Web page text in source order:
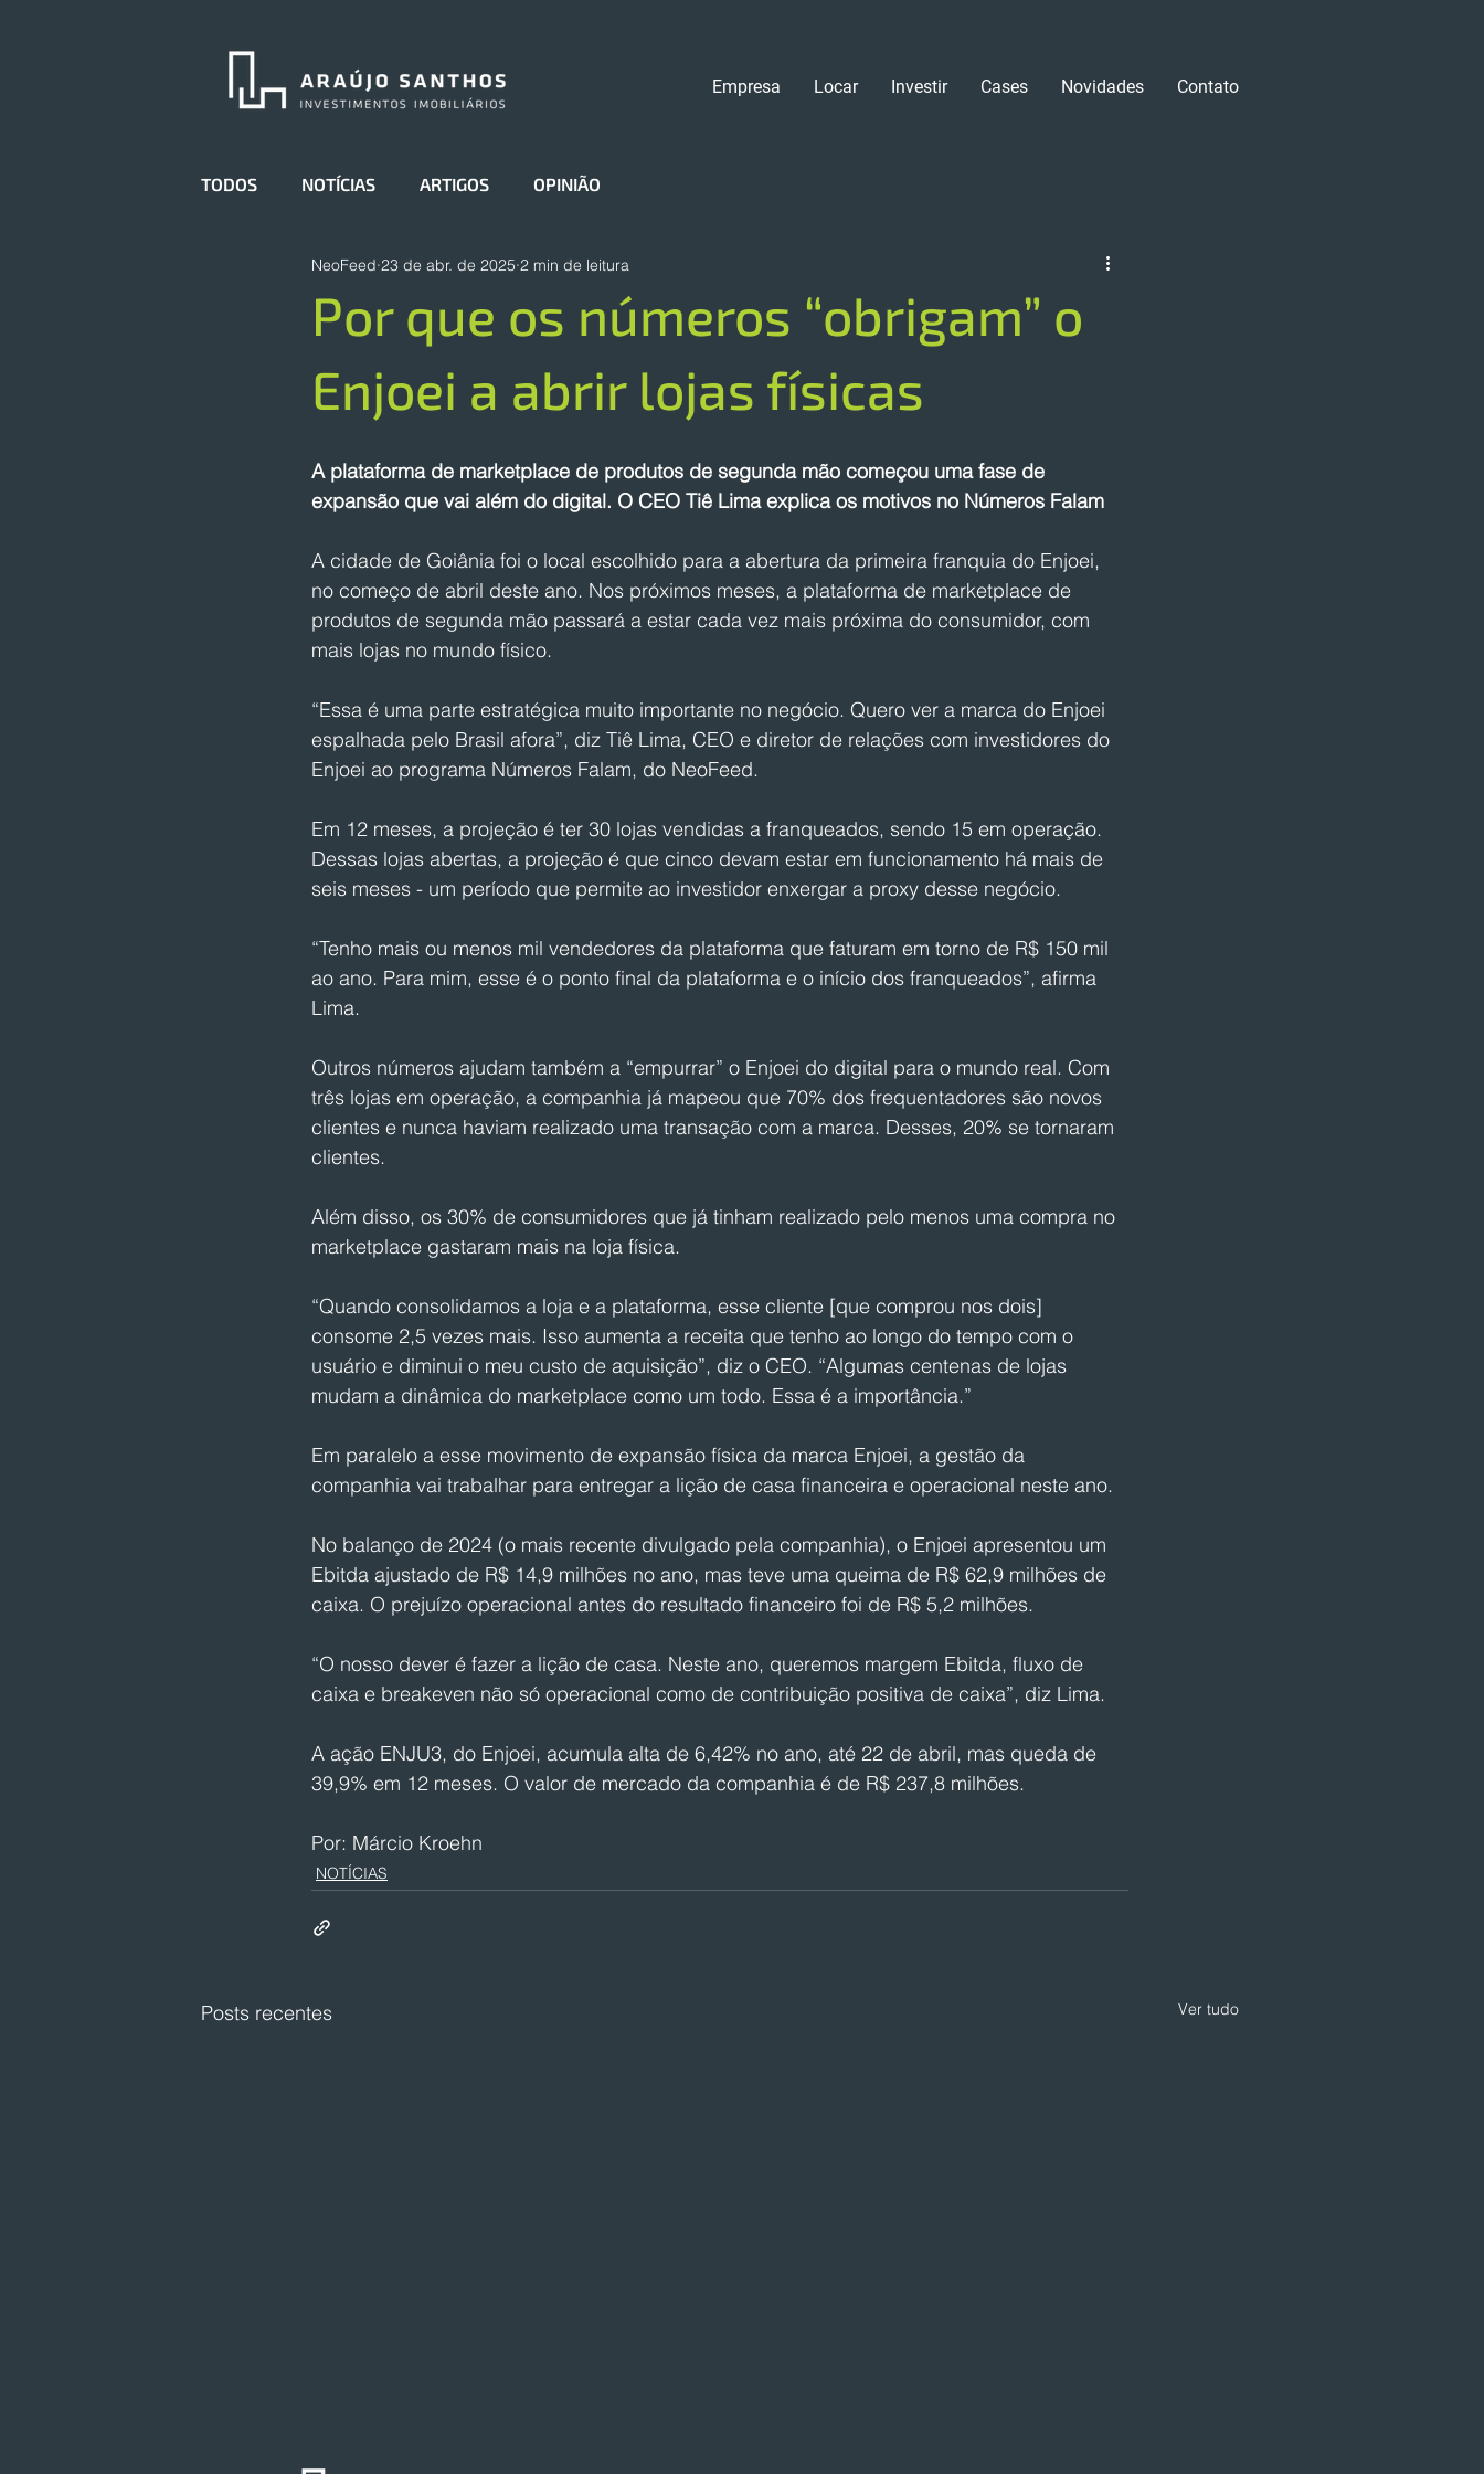
Empresa Locar Investir Cases Novidades Contato
TODOS NOTÍCIAS ARTIGOS OPINIÃO
Por que os números “obrigam” o
Enjoei a abrir lojas físicas
NeoFeed 23 de abr. de 2025 2 min de leitura
A plataforma de marketplace de produtos de segunda mão começou uma fase de
expansão que vai além do digital. O CEO Tiê Lima explica os motivos no Números Falam
A cidade de Goiânia foi o local escolhido para a abertura da primeira franquia do Enjoei,
no começo de abril deste ano. Nos próximos meses, a plataforma de marketplace de
produtos de segunda mão passará a estar cada vez mais próxima do consumidor, com
mais lojas no mundo físico.
“Essa é uma parte estratégica muito importante no negócio. Quero ver a marca do Enjoei
espalhada pelo Brasil afora”, diz Tiê Lima, CEO e diretor de relações com investidores do
Enjoei ao programa Números Falam, do NeoFeed.
Em 12 meses, a projeção é ter 30 lojas vendidas a franqueados, sendo 15 em operação.
Dessas lojas abertas, a projeção é que cinco devam estar em funcionamento há mais de
seis meses - um período que permite ao investidor enxergar a proxy desse negócio.
“Tenho mais ou menos mil vendedores da plataforma que faturam em torno de R$ 150 mil
ao ano. Para mim, esse é o ponto final da plataforma e o início dos franqueados”, afirma
Lima.
Outros números ajudam também a “empurrar” o Enjoei do digital para o mundo real. Com
três lojas em operação, a companhia já mapeou que 70% dos frequentadores são novos
clientes e nunca haviam realizado uma transação com a marca. Desses, 20% se tornaram
clientes.
Além disso, os 30% de consumidores que já tinham realizado pelo menos uma compra no
marketplace gastaram mais na loja física.
“Quando consolidamos a loja e a plataforma, esse cliente [que comprou nos dois]
consome 2,5 vezes mais. Isso aumenta a receita que tenho ao longo do tempo com o
usuário e diminui o meu custo de aquisição”, diz o CEO. “Algumas centenas de lojas
mudam a dinâmica do marketplace como um todo. Essa é a importância.”
Em paralelo a esse movimento de expansão física da marca Enjoei, a gestão da
companhia vai trabalhar para entregar a lição de casa financeira e operacional neste ano.
No balanço de 2024 (o mais recente divulgado pela companhia), o Enjoei apresentou um
Ebitda ajustado de R$ 14,9 milhões no ano, mas teve uma queima de R$ 62,9 milhões de
caixa. O prejuízo operacional antes do resultado financeiro foi de R$ 5,2 milhões.
“O nosso dever é fazer a lição de casa. Neste ano, queremos margem Ebitda, fluxo de
caixa e breakeven não só operacional como de contribuição positiva de caixa”, diz Lima.
A ação ENJU3, do Enjoei, acumula alta de 6,42% no ano, até 22 de abril, mas queda de
39,9% em 12 meses. O valor de mercado da companhia é de R$ 237,8 milhões.
Por: Márcio Kroehn
NOTÍCIAS
Posts recentes Ver tudo